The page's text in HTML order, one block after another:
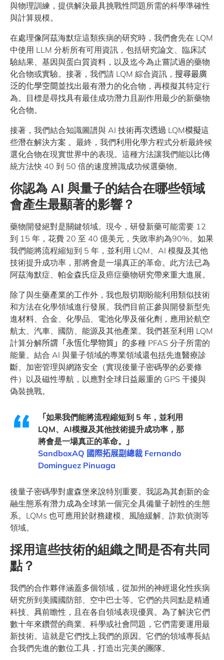
與物理訓練，提供解決最具挑戰性問題所需的科學準確性
與計算規模。
在處理像阿茲海默症這類疾病的研究時，我們會先在 LQM
中使用 LLM 分析所有可用資訊，包括研究論文、臨床試
驗結果、基因與蛋白質資料，以及迄今為止嘗試過的藥物
化合物或實驗。接著，我們請 LQM 綜合資訊， 搜尋最廣
泛的化學空間並找出最有潛力的化合物，再模擬其特定行
為。目標是尋找具有最佳成功潛力且副作用最少的新藥物
化合物。
接著，我們結合知識圖譜與 AI 技術再次透過 LQM模擬這
些潛在解決方案 。最終，我們利用化學方程式分析最終候
選化合物在現實世界中的表現。這種方法讓我們能以比傳
統方法快 40 到 50 倍的速度辨識成功候選藥物。
你認為 AI 與量子的結合在哪些領域
會產生最顯著的影響？
藥物開發絕對是關鍵領域。現今，研發新藥可能需要 12
到 15 年，花費 20 至 40 億美元，失敗率約為90%。如果
我們能將流程縮短到 5 年，並利用 LQM、AI 模擬及其他
技術提升成功率，那將會是一場真正的革命。此方法已為
阿茲海默症、帕金森氏症及癌症藥物研究帶來重大進展。
除了與生藥產業的工作外，我也殷切期盼能利用類似技術
和方法在化學領域進行發展。我們目前正參與開發新型先
進材料、合金、化學品、電池化學及催化劑，應用於航空
航太、汽車、國防、能源及其他產業。我們甚至利用 LQM
計算分解所謂「永恆化學物質」的多種 PFAS 分子所需的
能量。結合 AI 與量子領域的專業領域還包括先進醫療診
斷、加密管理與網路安全（實現後量子密碼學的必要條
件）以及磁性導航，以應對全球日益嚴重的 GPS 干擾與
偽裝挑戰。
「如果我們能將流程縮短到 5 年，並利用
LQM、 AI模擬及其他技術提升成功率，那
將會是一場真正的革命。
」
SandboxAQ 國際拓展副總裁Fernando
Dominguez Pinuaga
後量子密碼學對盧森堡來說特別重要。我認為其創新的金
融生態系有潛力成為全球第一個完全具備量子韌性的生態
系。LQMs 也可應用於財務建模、風險緩解、詐欺偵測等
領域。
採用這些技術的組織之間是否有共同
點？
我們的合作夥伴涵蓋多個領域，從加州的神經退化性疾病
研究所到美國國防部、空中巴士等。它們的共同點是精通
科技、 具前瞻性，且在各自領域表現優異。為了解決它們
數十年來鑽營的商業、科學或社會問題，它們需要運用最
新技術。這就是它們找上我們的原因。它們的領域專長結
合我們先進的數位工具，打造出完美的團隊。